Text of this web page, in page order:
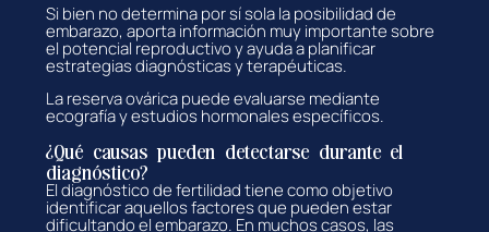
Si bien no determina por sí sola la posibilidad de
embarazo, aporta información muy importante sobre
el potencial reproductivo y ayuda a planificar
estrategias diagnósticas y terapéuticas.
La reserva ovárica puede evaluarse mediante
ecografía y estudios hormonales específicos.
¿Qué causas pueden detectarse durante el
diagnóstico?
El diagnóstico de fertilidad tiene como objetivo
identificar aquellos factores que pueden estar
dificultando el embarazo. En muchos casos, las